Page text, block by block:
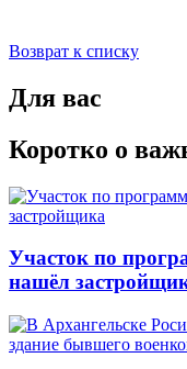
Возврат к списку
Для вас
Коротко о
Участок по
нашёл